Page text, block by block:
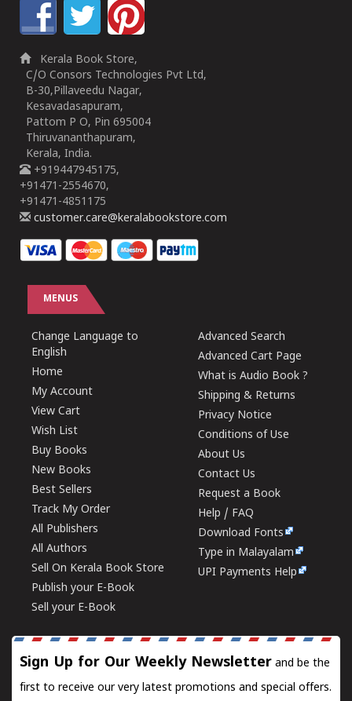
Kerala Book Store,
C/O Consors Technologies Pvt Ltd,
B-30,Pillaveedu Nagar,
Kesavadasapuram,
Pattom P O, Pin 695004
Thiruvananthapuram,
Kerala, India.
+919447945175,
+91471-2554670,
+91471-4851175
customer.care@keralabookstore.com
MENUS
Change Language to
English
Home
My Account
View Cart
Wish List
Buy Books
New Books
Best Sellers
Track My Order
All Publishers
All Authors
Sell On Kerala Book Store
Publish your E-Book
Sell your E-Book
Advanced Search
Advanced Cart Page
What is Audio Book ?
Shipping & Returns
Privacy Notice
Conditions of Use
About Us
Contact Us
Request a Book
Help / FAQ
Download Fonts
Type in Malayalam
UPI Payments Help
Sign Up for Our Weekly Newsletter and be the
first to receive our very latest promotions and special offers.